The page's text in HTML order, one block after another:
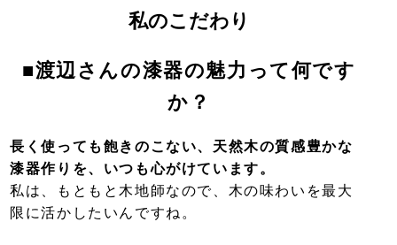
私のこだわり
■渡辺さんの漆器の魅力って何です
か？
長く使っても飽きのこない、天然木の質感豊かな
漆器作りを、いつも心がけています。
私は、もともと木地師なので、木の味わいを最大
限に活かしたいんですね。